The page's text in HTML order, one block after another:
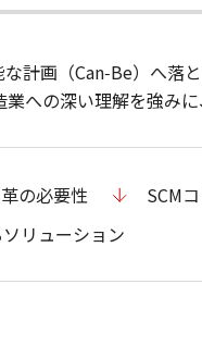
計画（Can‑Be）へ
への深い理解を強み
の必要性 SCM
リューション